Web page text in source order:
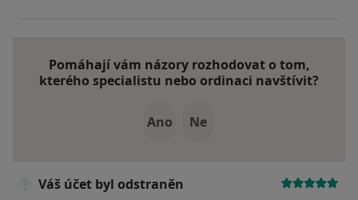
Pomáhají vám názory rozhodovat o tom,
kterého specialistu nebo ordinaci navštívit?
Ano Ne
Váš účet byl odstraněn